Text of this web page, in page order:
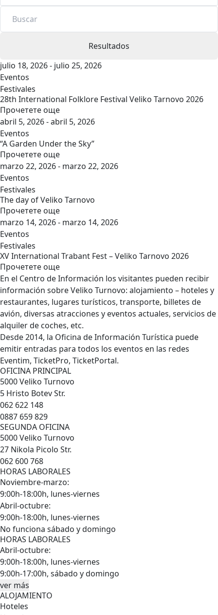
Resultados
julio 18, 2026 - julio 25, 2026
Eventos
Festivales
28th International Folklore Festival Veliko Tarnovo 2026
Прочетете още
abril 5, 2026 - abril 5, 2026
Eventos
“A Garden Under the Sky”
Прочетете още
marzo 22, 2026 - marzo 22, 2026
Eventos
Festivales
The day of Veliko Tarnovo
Прочетете още
marzo 14, 2026 - marzo 14, 2026
Eventos
Festivales
XV International Trabant Fest – Veliko Tarnovo 2026
Прочетете още
En el Centro de Información los visitantes pueden recibir
información sobre Veliko Turnovo: alojamiento – hoteles y
restaurantes, lugares turísticos, transporte, billetes de
avión, diversas atracciones y eventos actuales, servicios de
alquiler de coches, etc.
Desde 2014, la Oficina de Información Turística puede
emitir entradas para todos los eventos en las redes
Eventim, TicketPro, TicketPortal.
OFICINA PRINCIPAL
5000 Veliko Turnovo
5 Hristo Botev Str.
062 622 148
0887 659 829
SEGUNDA OFICINA
5000 Veliko Turnovo
27 Nikola Picolo Str.
062 600 768
HORAS LABORALES
Noviembre-marzo:
9:00h-18:00h, lunes-viernes
Abril-octubre:
9:00h-18:00h, lunes-viernes
No funciona sábado y domingo
HORAS LABORALES
Abril-octubre:
9:00h-18:00h, lunes-viernes
9:00h-17:00h, sábado y domingo
ver más
ALOJAMIENTO
Hoteles